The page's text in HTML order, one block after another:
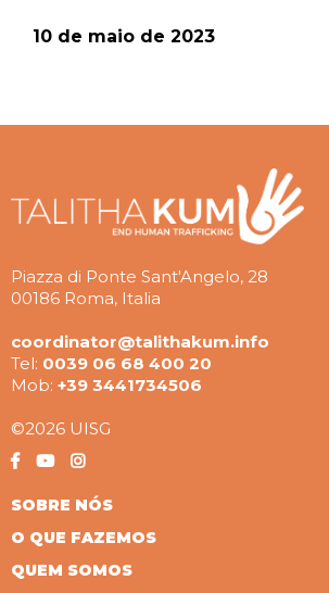
10 de maio de 2023
Piazza di Ponte Sant'Angelo, 28
00186 Roma, Italia
coordinator@talithakum.info
Tel: 0039 06 68 400 20
Mob: +39 3441734506
©2026 UISG
SOBRE NÓS
O QUE FAZEMOS
QUEM SOMOS